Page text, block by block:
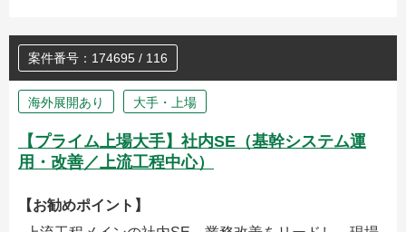
案件番号：174695 / 116
海外展開あり 大手・上場
【プライム上場大手】社内SE（基幹システム運
用・改善／上流工程中心）
【お勧めポイント】